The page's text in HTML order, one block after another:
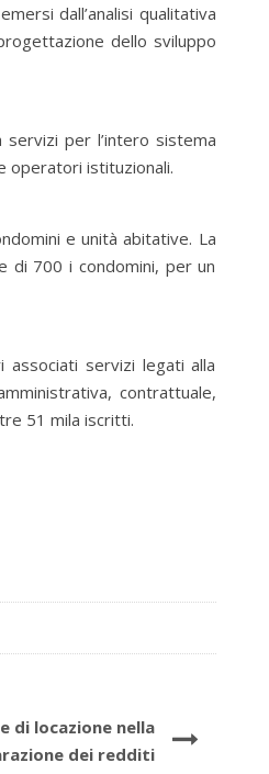
dall’analisi qualitativa
dello sviluppo
per l’intero sistema
operatori istituzionali.
e unità abitative. La
di 700 i condomini, per un
servizi legati alla
contrattuale,
51 mila iscritti.
di locazione nella
dei redditi